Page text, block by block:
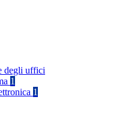
degli uffici
1
1